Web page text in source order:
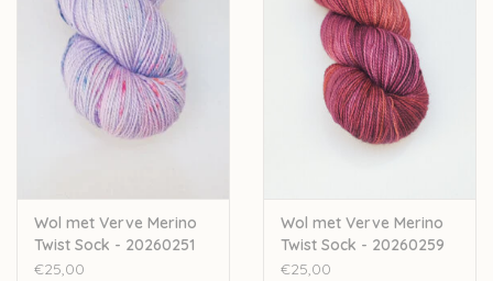
Wol met Verve Merino
Twist Sock - 20260251
€25,00
Wol met Verve Merino
Twist Sock - 20260259
€25,00